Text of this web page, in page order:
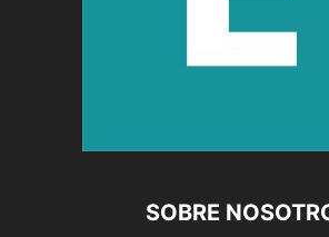
SOBRE